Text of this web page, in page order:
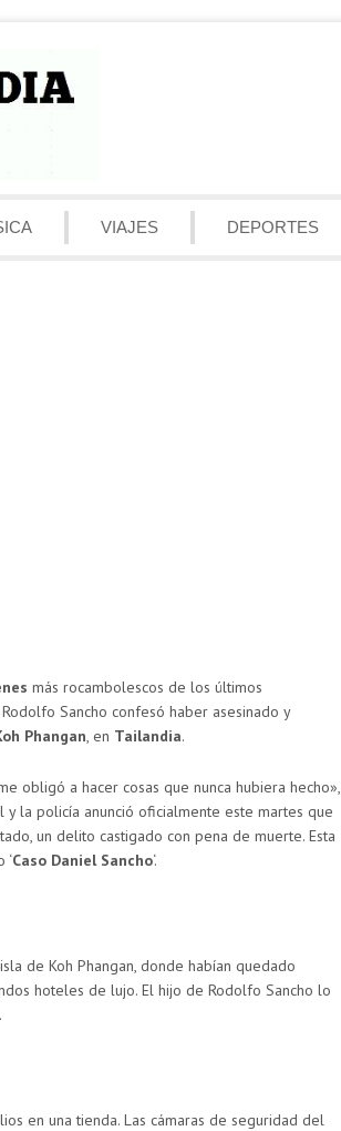
VIAJES DEPORTES
más rocambolescos de los últimos
Sancho confesó haber asesinado y
Phangan, en Tailandia.
obligó a hacer cosas que nunca hubiera hecho»,
la policía anunció oficialmente este martes que
un delito castigado con pena de muerte. Esta
‘Caso Daniel Sancho‘.
de Koh Phangan, donde habían quedado
hoteles de lujo. El hijo de Rodolfo Sancho lo
.
en una tienda. Las cámaras de seguridad del